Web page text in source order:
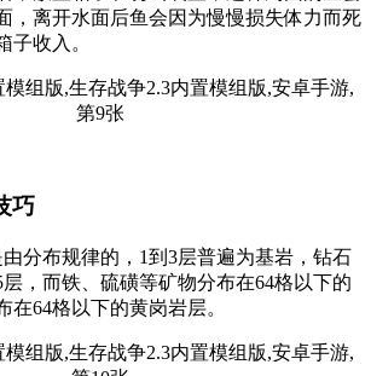
，离开水面后鱼会因为慢慢损失体力而死
子收入。
巧
分布规律的，1到3层普遍为基岩，钻石
，而铁、硫磺等矿物分布在64格以下的
在64格以下的黄岗岩层。